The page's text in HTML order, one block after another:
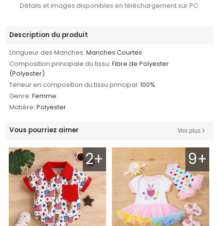
Détails et images disponibles en téléchargement sur PC
Description du produit
Longueur des Manches: Manches Courtes
Composition principale du tissu: Fibre de Polyester
(Polyester)
Teneur en composition du tissu principal: 100%
Genre: Femme
Matière: Polyester
Vous pourriez aimer Voir plus
2+ 9+